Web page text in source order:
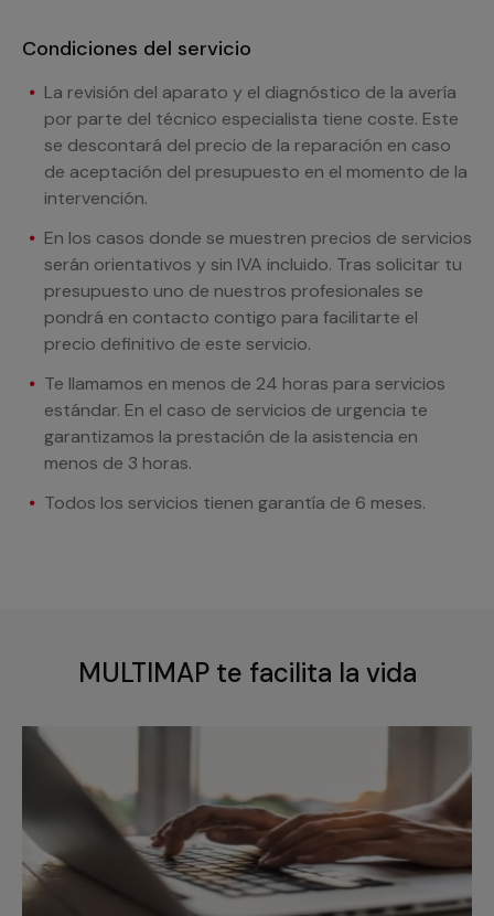
Condiciones del servicio
La revisión del aparato y el diagnóstico de la avería
por parte del técnico especialista tiene coste. Este
se descontará del precio de la reparación en caso
de aceptación del presupuesto en el momento de la
intervención.
En los casos donde se muestren precios de servicios
serán orientativos y sin IVA incluido. Tras solicitar tu
presupuesto uno de nuestros profesionales se
pondrá en contacto contigo para facilitarte el
precio definitivo de este servicio.
Te llamamos en menos de 24 horas para servicios
estándar. En el caso de servicios de urgencia te
garantizamos la prestación de la asistencia en
menos de 3 horas.
Todos los servicios tienen garantía de 6 meses.
MULTIMAP te facilita la vida